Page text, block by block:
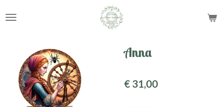
direct
hoofdinhoud
Anna
€ 31,00